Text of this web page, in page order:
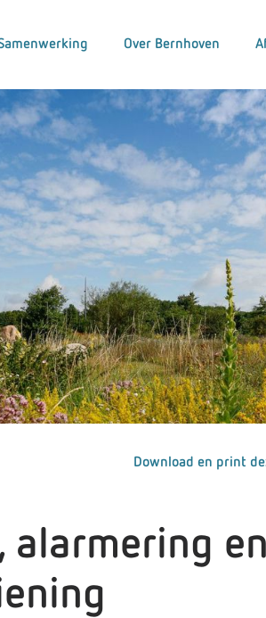
Over Bernhoven
Download en print
alarmering en